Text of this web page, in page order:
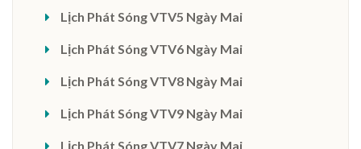
Lịch Phát Sóng VTV5 Ngày Mai
Lịch Phát Sóng VTV6 Ngày Mai
Lịch Phát Sóng VTV8 Ngày Mai
Lịch Phát Sóng VTV9 Ngày Mai
Lịch Phát Sóng VTV7 Ngày Mai